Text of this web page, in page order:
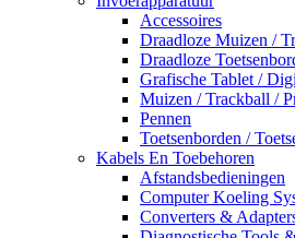
Accessoires
Draadloze Muizen /
Draadloze
Grafische Tablet /
Muizen / Trackball /
Pennen
Toetsenborden /
Kabels En Toebehoren
Afstandsbedieningen
Computer Koeling
Converters &